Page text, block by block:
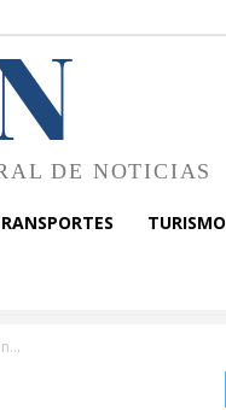
DE NOTICIAS
TURISMO